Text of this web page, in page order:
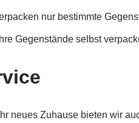
nur bestimmte
Gegenstände selbst
neues Zuhause bieten wir